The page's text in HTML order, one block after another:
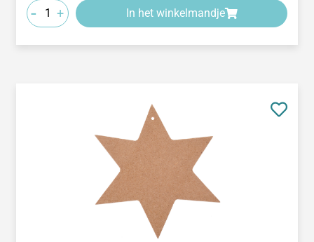
- + In het winkelmandje